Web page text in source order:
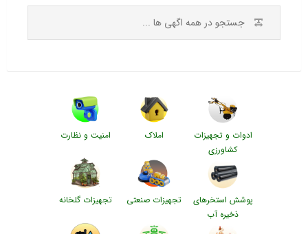
ادوات و تجهیزات
کشاورزی
املاک امنیت و نظارت
پوشش استخرهای
ذخیره آب
تجهیزات صنعتی تجهیزات گلخانه